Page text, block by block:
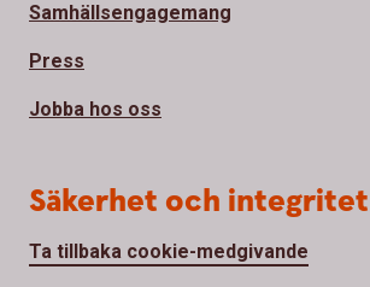
Samhällsengagemang
Press
Jobba hos oss
Säkerhet och integritet
Ta tillbaka cookie-medgivande